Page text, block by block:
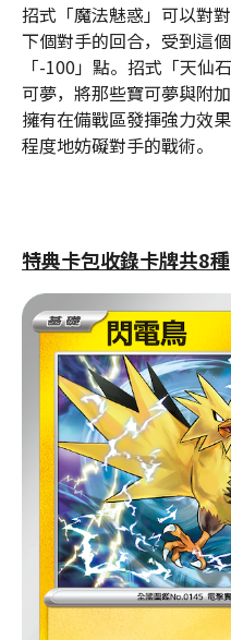
招式「魔法魅惑」可以對
下個對手的回合，受到這
「-100」點。招式「天仙
可夢，將那些寶可夢與附
擁有在備戰區發揮強力效
程度地妨礙對手的戰術。
特典卡包收錄卡牌共8種